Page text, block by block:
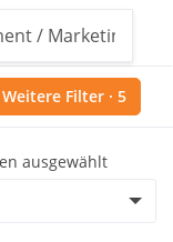
Weitere Filter · 5
ausgewählt